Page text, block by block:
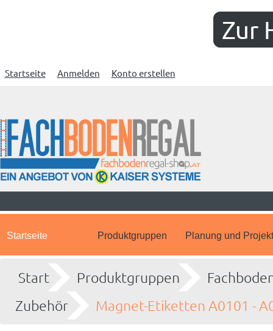
Zur
Startseite Anmelden Konto erstellen
Startseite Produktgruppen Planung und
Start Produktgruppen
Zubehör
Magnet-Etiketten A0101 -